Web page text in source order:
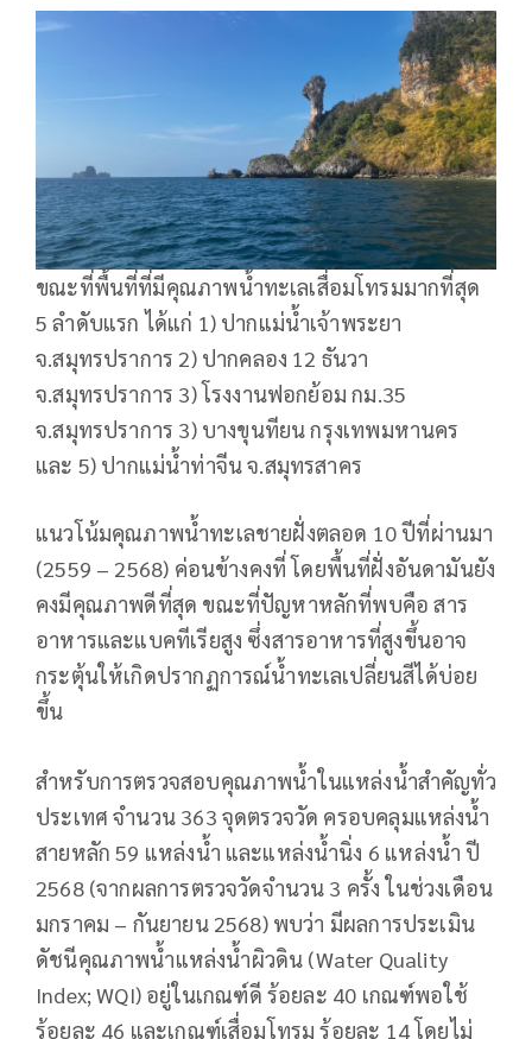
ขณะที่พื้นที่ที่มีคุณภาพน้ำทะเลเสื่อมโทรมมากที่สุด
5 ลำดับแรก ได้แก่ 1) ปากแม่น้ำเจ้าพระยา
จ.สมุทรปราการ 2) ปากคลอง 12 ธันวา
จ.สมุทรปราการ 3) โรงงานฟอกย้อม กม.35
จ.สมุทรปราการ 3) บางขุนทียน กรุงเทพมหานคร
และ 5) ปากแม่น้ำท่าจีน จ.สมุทรสาคร
แนวโน้มคุณภาพน้ำทะเลชายฝั่งตลอด 10 ปีที่ผ่านมา
(2559 – 2568) ค่อนข้างคงที่ โดยพื้นที่ฝั่งอันดามันยัง
คงมีคุณภาพดีที่สุด ขณะที่ปัญหาหลักที่พบคือ สาร
อาหารและแบคทีเรียสูง ซึ่งสารอาหารที่สูงขึ้นอาจ
กระตุ้นให้เกิดปรากฏการณ์น้ำทะเลเปลี่ยนสีได้บ่อย
ขึ้น
สำหรับการตรวจสอบคุณภาพน้ำในแหล่งน้ำสำคัญทั่ว
ประเทศ จำนวน 363 จุดตรวจวัด ครอบคลุมแหล่งน้ำ
สายหลัก 59 แหล่งน้ำ และแหล่งน้ำนิ่ง 6 แหล่งน้ำ ปี
2568 (จากผลการตรวจวัดจำนวน 3 ครั้ง ในช่วงเดือน
มกราคม – กันยายน 2568) พบว่า มีผลการประเมิน
ดัชนีคุณภาพน้ำแหล่งน้ำผิวดิน (Water Quality
Index; WQI) อยู่ในเกณฑ์ดี ร้อยละ 40 เกณฑ์พอใช้
ร้อยละ 46 และเกณฑ์เสื่อมโทรม ร้อยละ 14 โดยไม่